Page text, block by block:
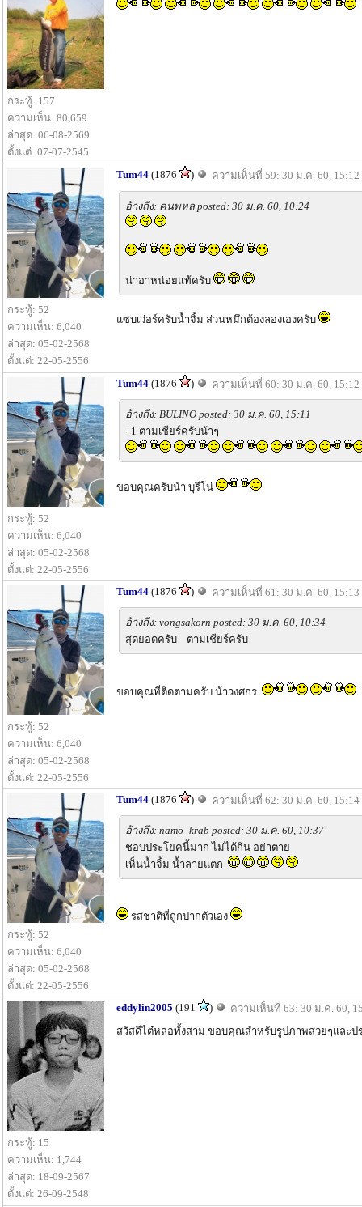
กระทู้: 157
ความเห็น: 80,659
ล่าสุด: 06-08-2569
ตั้งแต่: 07-07-2545
กระทู้: 52
ความเห็น: 6,040
ล่าสุด: 05-02-2568
ตั้งแต่: 22-05-2556
Tum44 (1876 ) ความเห็นที่ 59: 30 ม.ค. 60, 15:12
อ้างถึง: คนพหล posted: 30 ม.ค. 60, 10:24
น่าอาหน่อยแท้ครับ
แซบเว่อร์ครับน้ำจิ้ม ส่วนหมึกต้องลองเองครับ
กระทู้: 52
ความเห็น: 6,040
ล่าสุด: 05-02-2568
ตั้งแต่: 22-05-2556
Tum44 (1876 ) ความเห็นที่ 60: 30 ม.ค. 60, 15:12
อ้างถึง: BULINO posted: 30 ม.ค. 60, 15:11
+1 ตามเชียร์ครับน้าๆ
ขอบคุณครับน้า บุรีโน่
กระทู้: 52
ความเห็น: 6,040
ล่าสุด: 05-02-2568
ตั้งแต่: 22-05-2556
Tum44 (1876 ) ความเห็นที่ 61: 30 ม.ค. 60, 15:13
อ้างถึง: vongsakorn posted: 30 ม.ค. 60, 10:34
สุดยอดครับ ตามเชียร์ครับ
ขอบคุณที่ติดตามครับ น้าวงศกร
กระทู้: 52
ความเห็น: 6,040
ล่าสุด: 05-02-2568
ตั้งแต่: 22-05-2556
Tum44 (1876 ) ความเห็นที่ 62: 30 ม.ค. 60, 15:14
อ้างถึง: namo_krab posted: 30 ม.ค. 60, 10:37
ชอบประโยคนี้มาก ไม่ได้กิน อย่าตาย
เห็นน้ำจิ้ม น้ำลายแตก
รสชาติที่ถูกปากตัวเอง
กระทู้: 15
ความเห็น: 1,744
ล่าสุด: 18-09-2567
ตั้งแต่: 26-09-2548
eddylin2005 (191 )
ความเห็นที่ 63: 30 ม.ค. 60,
สวัสดีไต๋หล่อทั้งสาม ขอบคุณสำหรับรูปภาพสวยๆแล